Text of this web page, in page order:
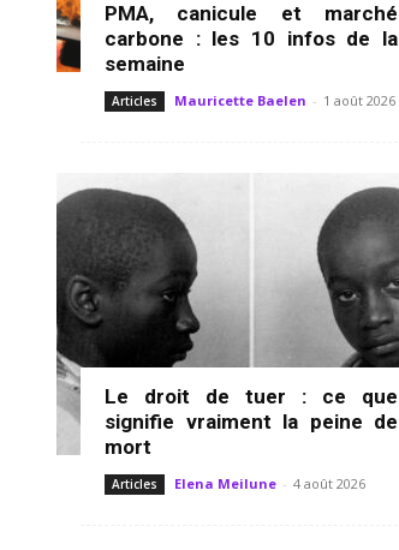
PMA, canicule et marché
carbone : les 10 infos de la
semaine
Articles Mauricette Baelen - 1 août 2026
Le droit de tuer : ce que
signifie vraiment la peine de
mort
Articles Elena Meilune - 4 août 2026